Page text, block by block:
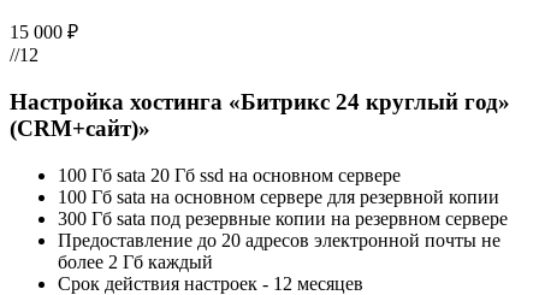
15 000 ₽
//12
Настройка хостинга «Битрикс 24 круглый год»
(CRM+сайт)»
100 Гб sata 20 Гб ssd на основном сервере
100 Гб sata на основном сервере для резервной копии
300 Гб sata под резервные копии на резервном сервере
Предоставление до 20 адресов электронной почты не
более 2 Гб каждый
Срок действия настроек - 12 месяцев